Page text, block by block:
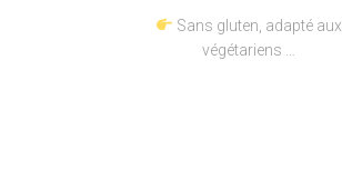
Sans gluten, adapté aux
végétariens …